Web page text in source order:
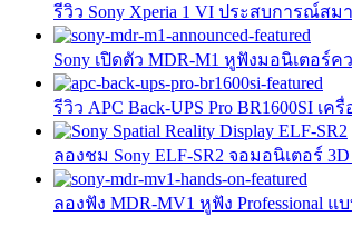
รีวิว Sony Xperia 1 VI ประสบการณ์ส
Sony เปิดตัว MDR-M1 หูฟังมอนิเตอร์
รีวิว APC Back-UPS Pro BR1600SI เค
ลองชม Sony ELF-SR2 จอมอนิเตอร์
ลองฟัง MDR-MV1 หูฟัง Professional แ